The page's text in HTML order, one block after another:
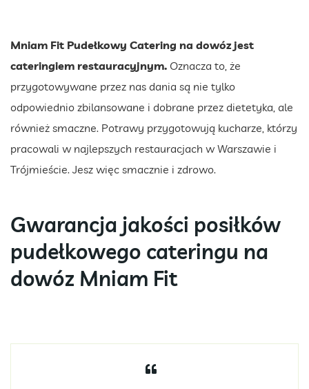
Mniam Fit Pudełkowy Catering na dowóz jest
cateringiem restauracyjnym. Oznacza to, że
przygotowywane przez nas dania są nie tylko
odpowiednio zbilansowane i dobrane przez dietetyka, ale
również smaczne. Potrawy przygotowują kucharze, którzy
pracowali w najlepszych restauracjach w Warszawie i
Trójmieście. Jesz więc smacznie i zdrowo.
Gwarancja jakości posiłków
pudełkowego cateringu na
dowóz Mniam Fit